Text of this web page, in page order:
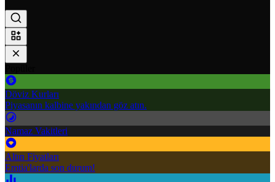
Döviz Kurları
Piyasanın kalbine yakından göz atın.
Namaz Vakitleri
Altın Fiyatları
Emtia'larda son durum!